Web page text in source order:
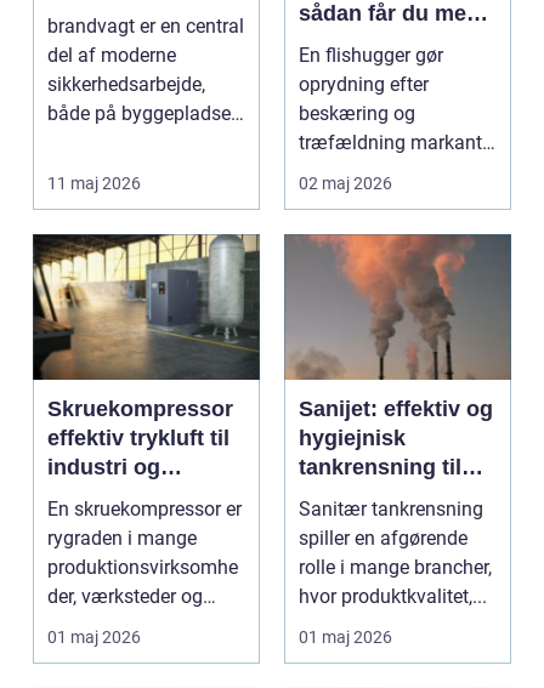
brandvagt er en central
del af moderne
sikkerhedsarbejde,
både på byggepladser,
11 maj 2026
sådan får du mest
ud af arbejdet
En flishugger gør
oprydning efter
beskæring og
træfældning markant
lettere. I stedet for at
bruge we...
02 maj 2026
Skruekompressor
effektiv trykluft til
industri og
værksted
En skruekompressor er
rygraden i mange
produktionsvirksomhe
der, værksteder og
autohuse. Den leverer
01 maj 2026
Sanijet: effektiv og
hygiejnisk
tankrensning til
krævende
industrier
Sanitær tankrensning
spiller en afgørende
rolle i mange brancher,
hvor produktkvalitet,...
01 maj 2026